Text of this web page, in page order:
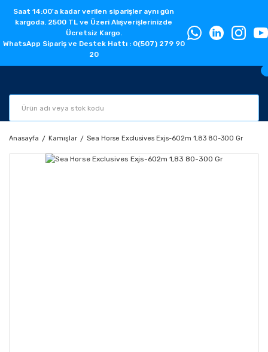
Saat 14:00'a kadar verilen siparişler aynı gün
kargoda. 2500 TL ve Üzeri Alışverişlerinizde
Ücretsiz Kargo.
WhatsApp Sipariş ve Destek Hattı : 0(507) 279 90
20
Anasayfa Kamışlar Sea Horse Exclusives Exjs-602m 1,83 80-300 Gr